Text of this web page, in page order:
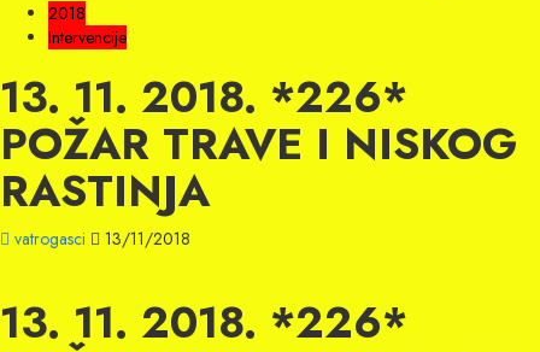
2018
Intervencije
13. 11. 2018. *226*
POŽAR TRAVE I NISKOG
RASTINJA
vatrogasci 13/11/2018
13. 11. 2018. *226*